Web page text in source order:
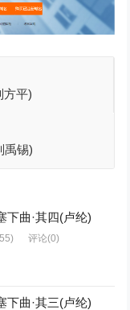
方平)
禹锡)
下曲·其四(卢纶)
评论(0)
下曲·其三(卢纶)